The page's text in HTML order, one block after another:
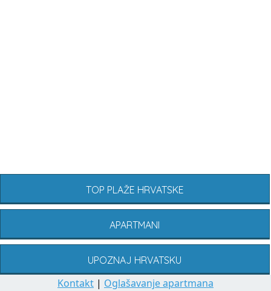
TOP PLAŽE HRVATSKE
APARTMANI
UPOZNAJ HRVATSKU
Kontakt | Oglašavanje apartmana